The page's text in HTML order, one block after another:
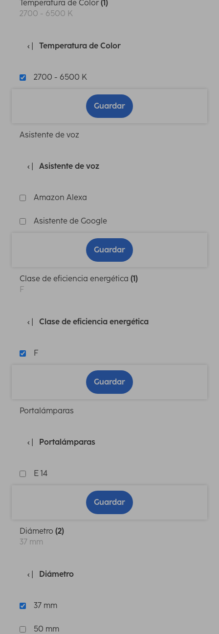
Temperatura de Color(1)
2700 - 6500 K
Temperatura de Color
2700 - 6500 K
Guardar
Asistente de voz
Asistente de voz
Amazon Alexa
Asistente de Google
Guardar
Clase de eficiencia energética (1)
F
Clase de eficiencia energética
F
Guardar
Portalámparas
Portalámparas
E 14
Guardar
Diámetro (2)
37 mm
Diámetro
37 mm
50 mm